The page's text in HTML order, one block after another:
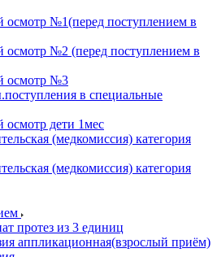
№1(перед поступлением в
№2 (перед поступлением в
осмотр №3
в специальные
дети 1мес
(медкомиссия) категория
(медкомиссия) категория
протез из 3 единиц
аппликационная(взрослый приём)